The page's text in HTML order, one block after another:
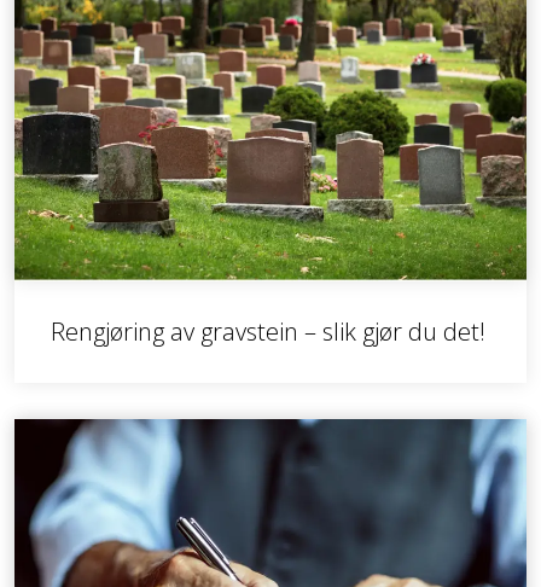
Rengjøring av gravstein – slik gjør du det!